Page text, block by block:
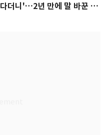
다더니'…2년 만에 말 바꾼 이